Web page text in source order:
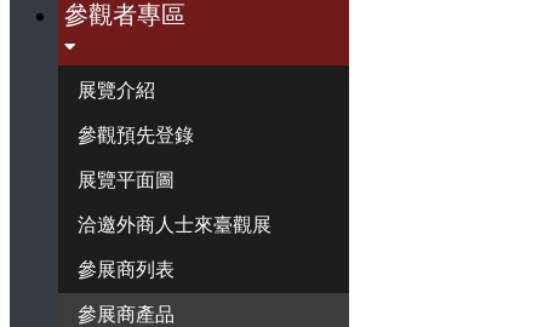
參觀者專區
展覽介紹
參觀預先登錄
展覽平面圖
洽邀外商人士來臺觀展
參展商列表
參展商產品